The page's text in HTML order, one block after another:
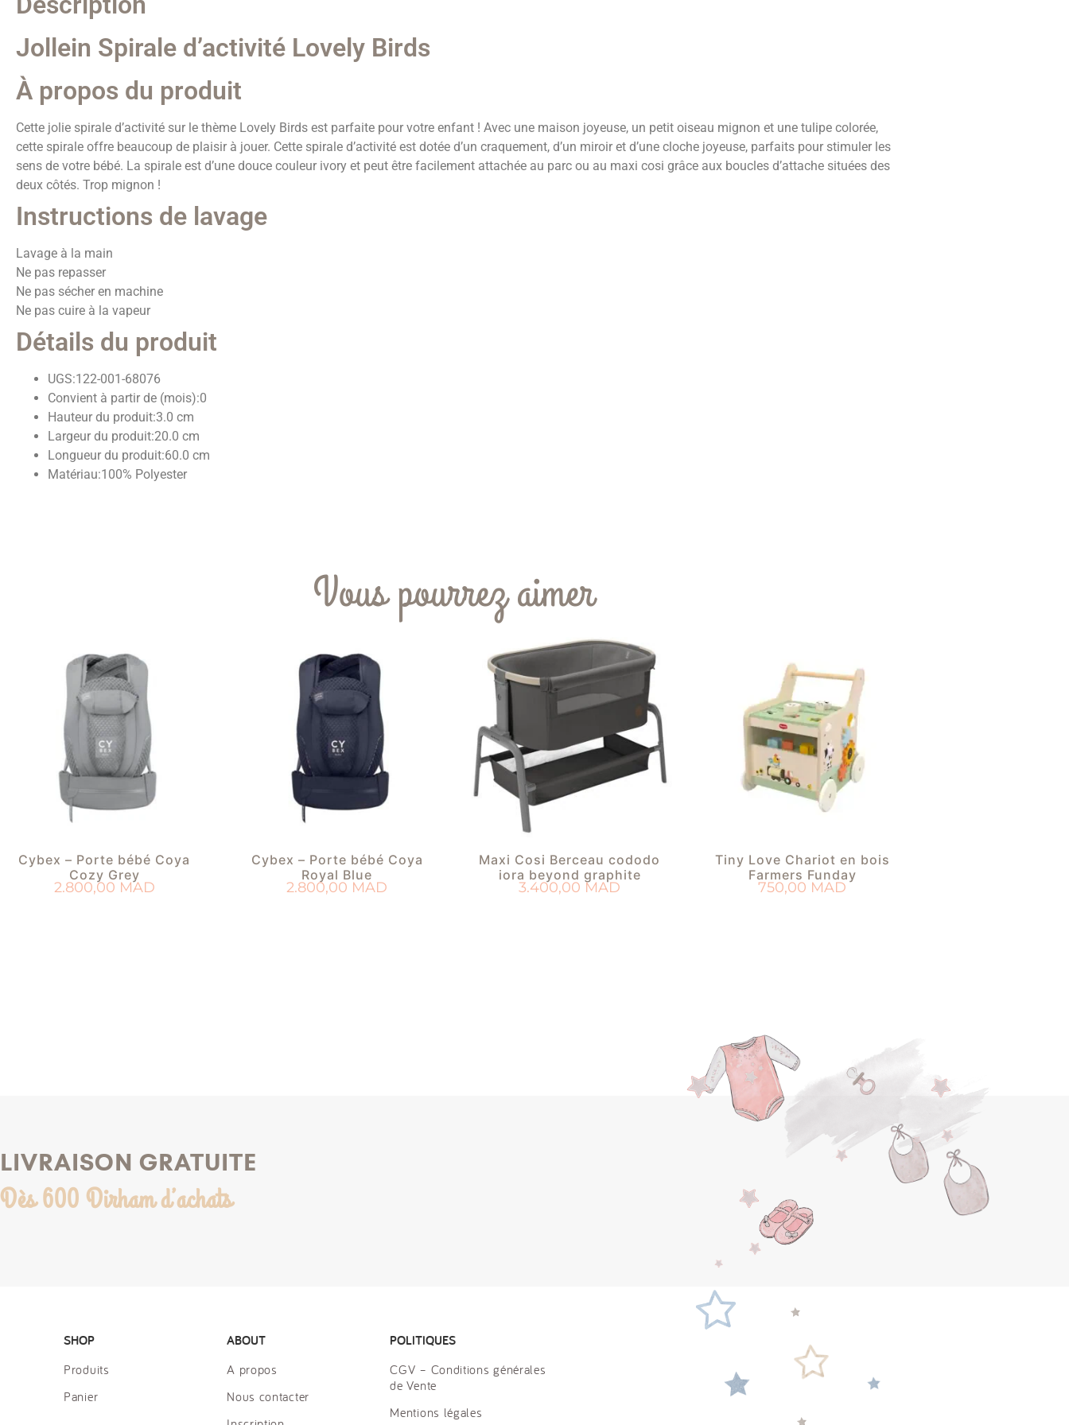
Jollein Spirale d’activité Lovely Birds
À propos du produit
Cette jolie spirale d’activité sur le thème Lovely Birds est parfaite pour votre enfant ! Avec une maison joyeuse, un petit oiseau mignon et une tulipe colorée,
cette spirale offre beaucoup de plaisir à jouer. Cette spirale d’activité est dotée d’un craquement, d’un miroir et d’une cloche joyeuse, parfaits pour stimuler les
sens de votre bébé. La spirale est d’une douce couleur ivory et peut être facilement attachée au parc ou au maxi cosi grâce aux boucles d’attache situées des
deux côtés. Trop mignon !
Instructions de lavage
Lavage à la main
Ne pas repasser
Ne pas sécher en machine
Ne pas cuire à la vapeur
Détails du produit
UGS:122-001-68076
Convient à partir de (mois):0
Hauteur du produit:3.0 cm
Largeur du produit:20.0 cm
Longueur du produit:60.0 cm
Matériau:100% Polyester
Vous pourrez aimer
Cybex – Porte bébé Coya
Cozy Grey
2.800,00 MAD
Cybex – Porte bébé Coya
Royal Blue
2.800,00 MAD
Maxi Cosi Berceau cododo
iora beyond graphite
3.400,00MAD
Tiny Love Chariot en bois
Farmers Funday
750,00 MAD
LIVRAISON GRATUITE
Dès 600 Dirham d’achats
SHOP
Produits
Panier
ABOUT
A propos
Nous contacter
POLITIQUES
CGV – Conditions générales
de Vente
Mentions légales